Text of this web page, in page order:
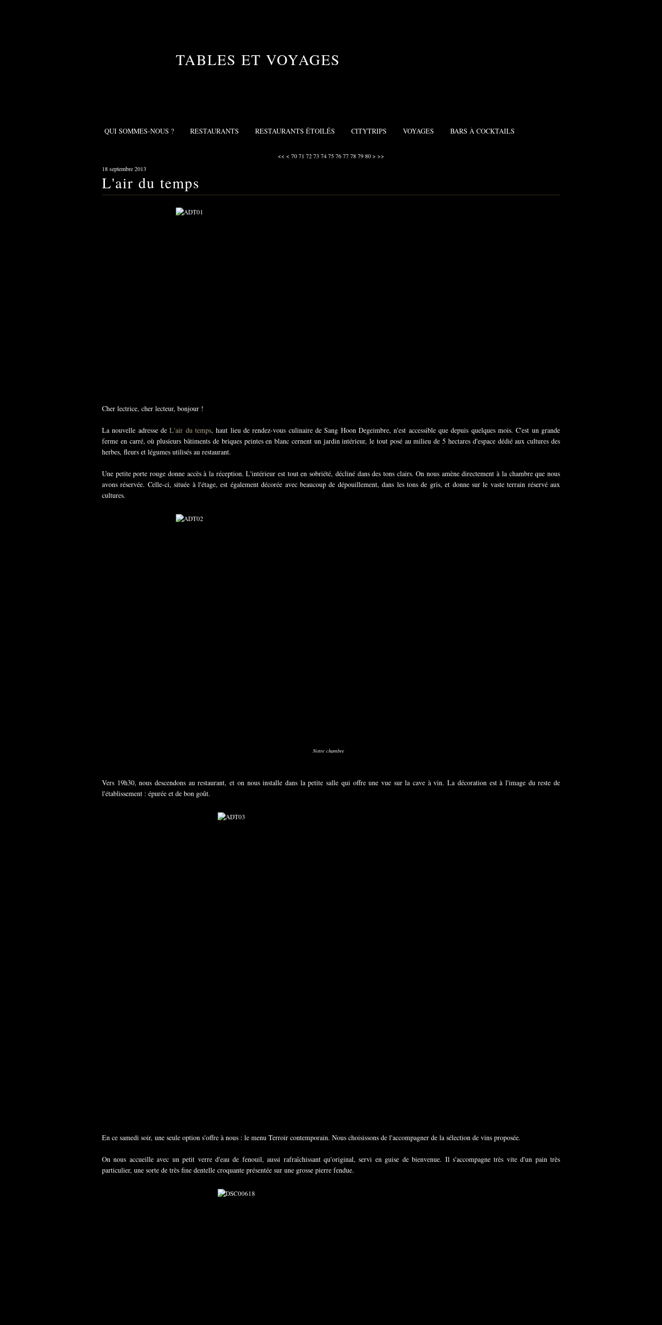
TABLES ET VOYAGES
QUI SOMMES-NOUS ? RESTAURANTS RESTAURANTS ÉTOILÉS CITYTRIPS VOYAGES BARS À COCKTAILS
<< < 10
20
30
40
50
60
7071 7273 74757677787980> >>
18 septembre 2013
L'air du temps
Cher lectrice, cher lecteur, bonjour !
La nouvelle adresse deL'air du temps, haut lieu de rendez-vous culinaire de Sang Hoon Degeimbre, n'est accessible que depuis quelques mois. C'est un grande
ferme en carré, où plusieurs bâtiments de briques peintes en blanc cernent un jardin intérieur, le tout posé au milieu de 5 hectares d'espace dédié aux cultures des
herbes, fleurs et légumes utilisés au restaurant.
Une petite porte rouge donne accès à la réception. L'intérieur est tout en sobriété, décliné dans des tons clairs. On nous amène directement à la chambre que nous
avons réservée. Celle-ci, située à l'étage, est également décorée avec beaucoup de dépouillement, dans les tons de gris, et donne sur le vaste terrain réservé aux
cultures.
Notre chambre
Vers 19h30, nous descendons au restaurant, et on nous installe dans la petite salle qui offre une vue sur la cave à vin. La décoration est à l'image du reste de
l'établissement : épurée et de bon goût.
En ce samedi soir, une seule option s'offre à nous : le menu Terroir contemporain. Nous choisissons de l'accompagner de la sélection de vins proposée.
On nous accueille avec un petit verre d'eau de fenouil, aussi rafraîchissant qu'original, servi en guise de bienvenue. Il s'accompagne très vite d'un pain très
particulier, une sorte de très fine dentelle croquante présentée sur une grosse pierre fendue.